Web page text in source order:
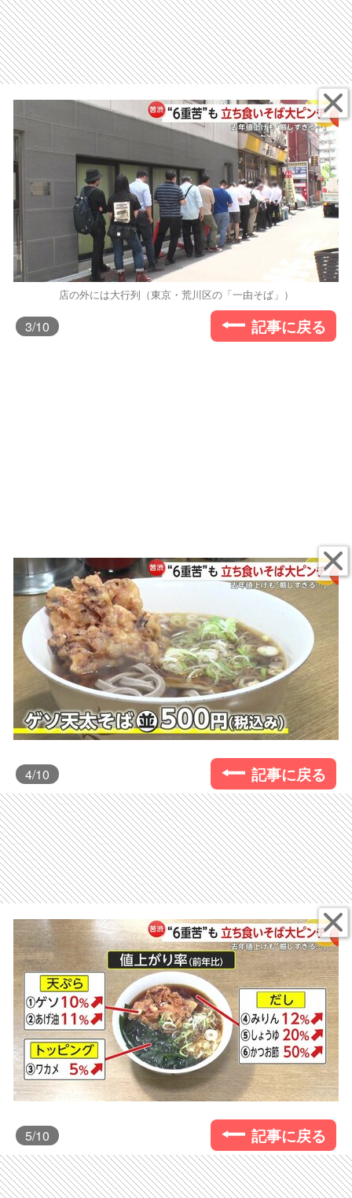
店の外には大行列（東京・荒川区の「一由そば」）
3/10 記事に戻る
4/10 記事に戻る
5/10 記事に戻る